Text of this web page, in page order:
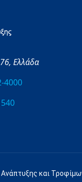
Ελλάδα
4000
και